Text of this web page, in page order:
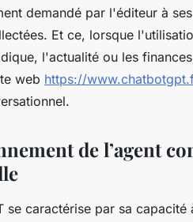
demandé par l'éditeur à
Et ce, lorsque
l'actualité ou les
web https://
de l’agent
se caractérise par sa